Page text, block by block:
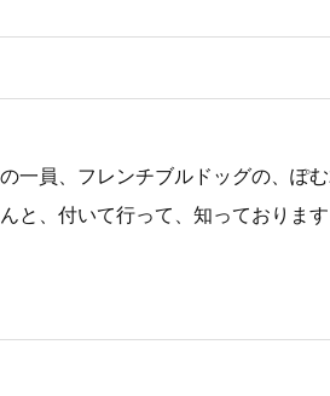
一員、フレンチブルドッグの、ぽ
と、付いて行って、知っており